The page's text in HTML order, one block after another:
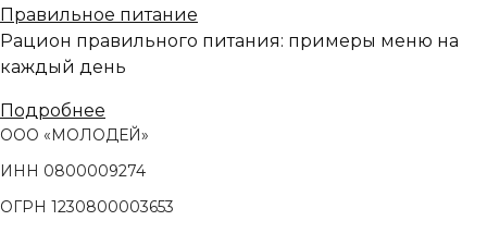
Правильное питание
Рацион правильного питания: примеры меню на
каждый день
Подробнее
ООО «МОЛОДЕЙ»
ИНН 0800009274
ОГРН 1230800003653